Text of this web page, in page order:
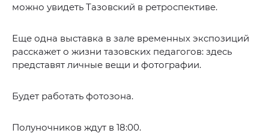
можно увидеть Тазовский в ретроспективе.
Еще одна выставка в зале временных экспозиций
расскажет о жизни тазовских педагогов: здесь
представят личные вещи и фотографии.
Будет работать фотозона.
Полуночников ждут в 18:00.